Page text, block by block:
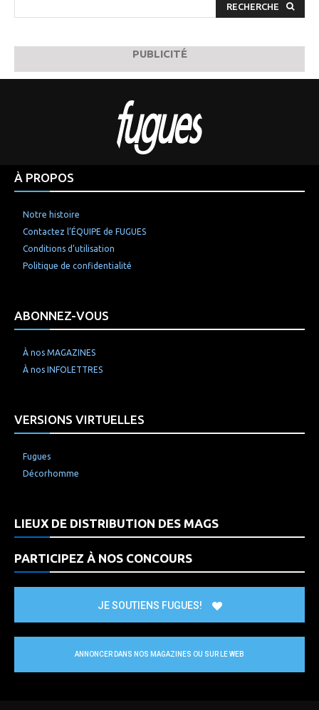
RECHERCHE
PUBLICITÉ
À PROPOS
Notre histoire
Contactez l’ÉQUIPE de FUGUES
Conditions d’utilisation
Politique de confidentialité
ABONNEZ-VOUS
À nos MAGAZINES
À nos INFOLETTRES
VERSIONS VIRTUELLES
Fugues
Décorhomme
LIEUX DE DISTRIBUTION DES MAGS
PARTICIPEZ À NOS CONCOURS
JE SOUTIENS FUGUES!
ANNONCER DANS NOS MAGAZINES OU SUR LE WEB